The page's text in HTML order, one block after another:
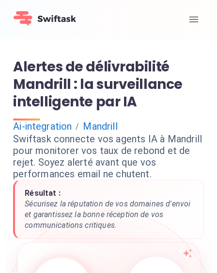
Alertes de délivrabilité
Mandrill : la surveillance
intelligente par IA
Ai-integration / Mandrill
Swiftask connecte vos agents IA à Mandrill
pour monitorer vos taux de rebond et de
rejet. Soyez alerté avant que vos
performances email ne chutent.
Résultat :
Sécurisez la réputation de vos domaines d'envoi
et garantissez la bonne réception de vos
communications critiques.